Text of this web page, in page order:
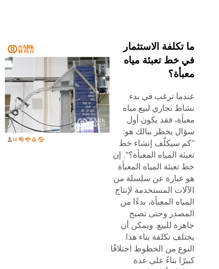
ما تكلفة الاستثمار
في خط تعبئة مياه
معبأة؟
عندما ترغب في بدء
نشاط تجاري لبيع مياه
معبأة، فقد يكون أول
سؤال يخطر ببالك هو:
"كم سيكلّف إنشاء خط
تعبئة المياه المعبأة؟". إن
خط تعبئة المياه المعبأة
هو عبارة عن سلسلة من
الآلات المستخدمة لإنتاج
المياه المعبأة، بدءًا من
المصدر وحتى تصبح
جاهزة للبيع. ويمكن أن
يختلف تكلفة بناء هذا
النوع من الخطوط اختلافًا
كبيرًا بناءً على عدة